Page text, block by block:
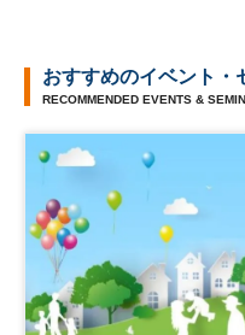
おすすめのイベント・
RECOMMENDED EVENTS &